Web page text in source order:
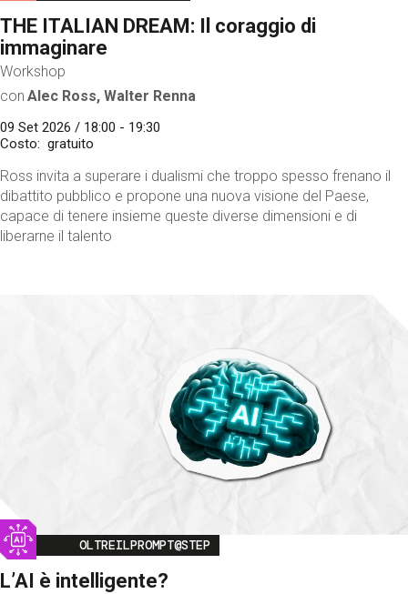
THE ITALIAN DREAM: Il coraggio di
immaginare
Workshop
con Alec Ross, Walter Renna
09 Set 2026 / 18:00 - 19:30
Costo
gratuito
Ross invita a superare i dualismi che troppo spesso frenano il
dibattito pubblico e propone una nuova visione del Paese,
capace di tenere insieme queste diverse dimensioni e di
liberarne il talento
Image
OLTREILPROMPT@STEP
L’AI è intelligente?